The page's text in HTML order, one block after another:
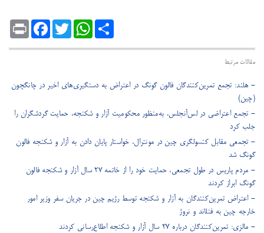
Print
FacebookTwitter
WhatsAppShare
مقالات مرتبط
- هلند: تجمع تمرین‌کنندگان فالون گونگ در اعتراض به دستگیری‌های اخیر در چانگچون
(چین)
- تجمع اعتراضی در لس‌آنجلس، به‌منظور محکومیت آزار و شکنجه، حمایت گردشگران را
جلب کرد
- تجمعی مقابل کنسولگری چین در مونترال، خواستار پایان دادن به آزار و شکنجه فالون
گونگ شد
- مردم پاریس در طول تجمعی، حمایت خود را از خاتمه ۲۷ سال آزار و شکنجه فالون
گونگ ابراز کردند
- اعتراض تمرین‌کنندگان به آزار و شکنجه توسط رژیم چین در جریان سفر وزیر امور
خارجه چین به فنلاند و نروژ
- مالزی: تمرین‌کنندگان درباره ۲۷ سال آزار و شکنجه اطلاع‌‌رسانی کردند